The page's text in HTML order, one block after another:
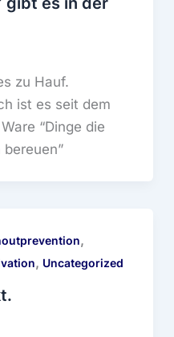
zu Hauf.
ist es seit dem
“Dinge die
,
, Uncategorized